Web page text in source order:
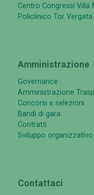
Centro Congressi Villa
Policlinico Tor Vergata
Amministrazione
Governance
Amministrazione
Concorsi e selezioni
Bandi di gara
Contratti
Sviluppo organizzativo
Contattaci